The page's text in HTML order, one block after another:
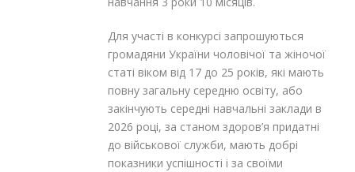
Для участі в конкурсі запрошуються
громадяни України чоловічої та жіночої
статі віком від 17 до 25 років, які мають
повну загальну середню освіту, або
закінчують середні навчальні заклади в
2026 році, за станом здоров’я придатні
до військової служби, мають добрі
показники успішності і за своїми